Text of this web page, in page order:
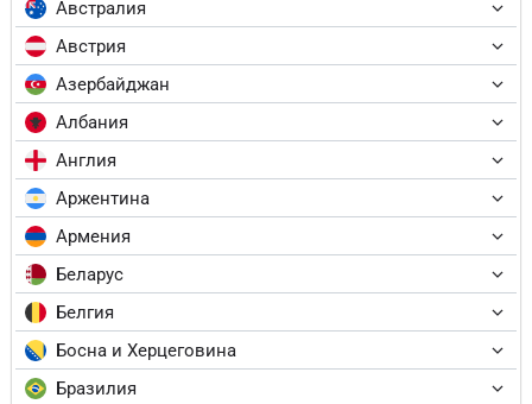
Австралия
Австрия
Азербайджан
Албания
Англия
Аржентина
Армения
Беларус
Белгия
Босна и Херцеговина
Бразилия